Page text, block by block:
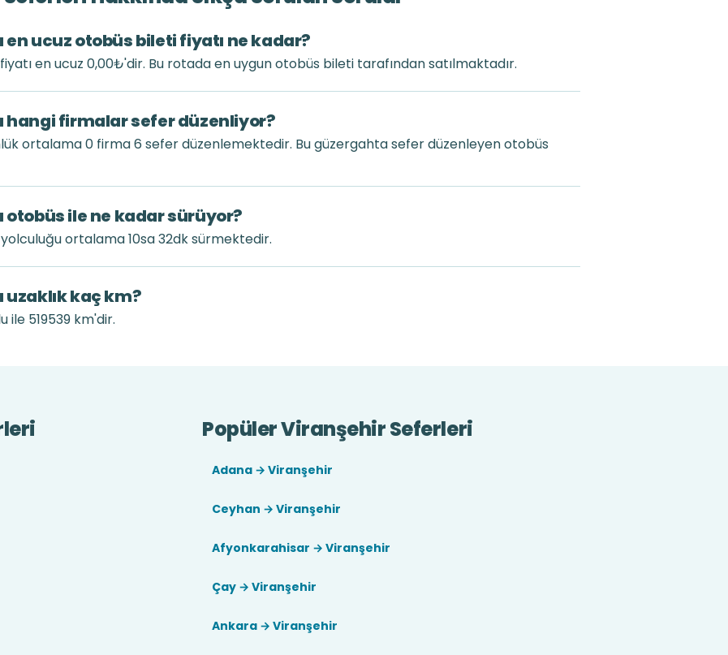
ucuz otobüs bileti fiyatı ne kadar?
en ucuz 0,00₺'dir. Bu rotada en uygun otobüs bileti tarafından satılmaktadır.
hangi firmalar sefer düzenliyor?
ortalama 0 firma 6 sefer düzenlemektedir. Bu güzergahta sefer düzenleyen otobüs
ile ne kadar sürüyor?
ortalama 10sa 32dk sürmektedir.
kaç km?
ile 519539 km'dir.
Popüler Viranşehir Seferleri
Adana → Viranşehir
Ceyhan → Viranşehir
Afyonkarahisar → Viranşehir
Çay → Viranşehir
Ankara → Viranşehir